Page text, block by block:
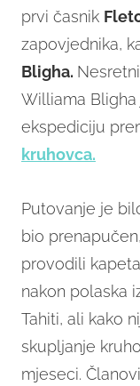
prvi časnik
zapovjednika,
Bligha.
Williama Bligha
ekspediciju
kruhovca.
Putovanje je
bio
provodili
nakon polaska
Tahiti, ali kako
skupljanje
mjeseci.